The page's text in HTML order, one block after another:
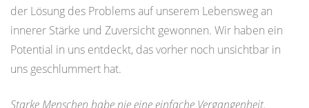
der Lösung des Problems auf unserem Lebensweg an
innerer Stärke und Zuversicht gewonnen. Wir haben ein
Potential in uns entdeckt, das vorher noch unsichtbar in
uns geschlummert hat.
Starke Menschen habe nie eine einfache Vergangenheit.